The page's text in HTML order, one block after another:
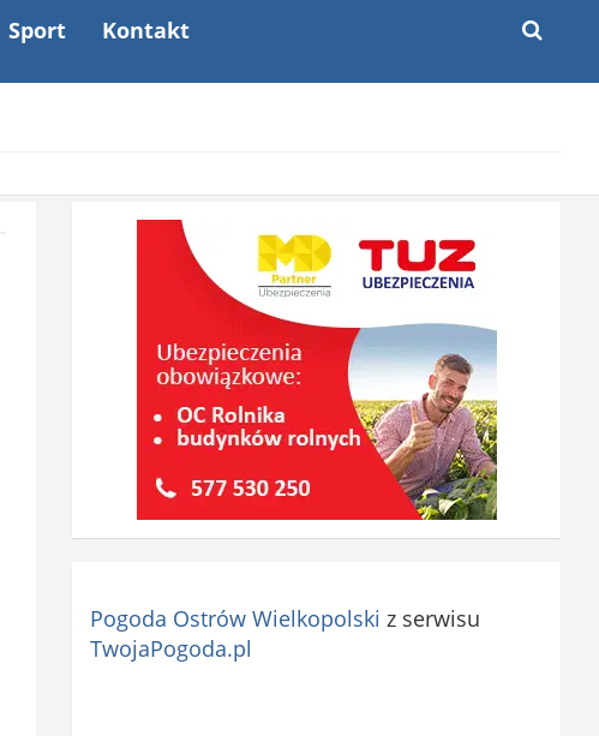
Sport Kontakt
Pogoda Ostrów Wielkopolski z serwisu
TwojaPogoda.pl